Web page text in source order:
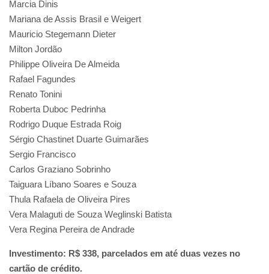
Marcia Dinis
Mariana de Assis Brasil e Weigert
Mauricio Stegemann Dieter
Milton Jordão
Philippe Oliveira De Almeida
Rafael Fagundes
Renato Tonini
Roberta Duboc Pedrinha
Rodrigo Duque Estrada Roig
Sérgio Chastinet Duarte Guimarães
Sergio Francisco
Carlos Graziano Sobrinho
Taiguara Líbano Soares e Souza
Thula Rafaela de Oliveira Pires
Vera Malaguti de Souza Weglinski Batista
Vera Regina Pereira de Andrade
Investimento: R$ 338, parcelados em até duas vezes no
cartão de crédito.